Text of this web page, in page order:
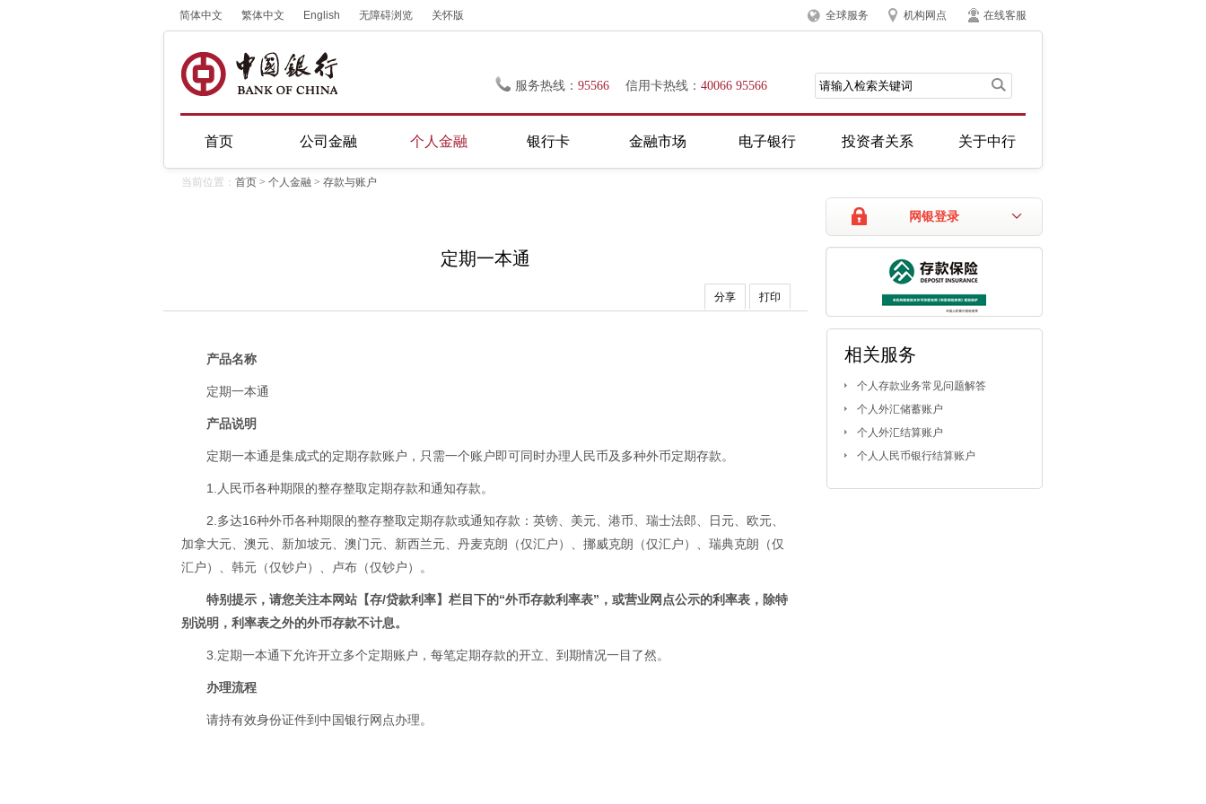
简体中文 繁体中文 English 无障碍浏览 关怀版 全球服务 机构网点 在线客服
服务热线： 95566 信用卡热线： 40066 95566
首页 公司金融 个人金融 银行卡 金融市场 电子银行 投资者关系 关于中行
当前位置： 首页 > 个人金融 > 存款与账户
网银登录
定期一本通
分享 打印
产品名称
定期一本通
产品说明
定期一本通是集成式的定期存款账户，只需一个账户即可同时办理人民币及多种外币定期存款。
1.人民币各种期限的整存整取定期存款和通知存款。
2.多达16种外币各种期限的整存整取定期存款或通知存款：英镑、美元、港币、瑞士法郎、日元、欧元、
加拿大元、澳元、新加坡元、澳门元、新西兰元、丹麦克朗（仅汇户）、挪威克朗（仅汇户）、瑞典克朗（仅
汇户）、韩元（仅钞户）、卢布（仅钞户）。
特别提示，请您关注本网站【存/贷款利率】栏目下的“外币存款利率表” ，或营业网点公示的利率表，除特
别说明，利率表之外的外币存款不计息。
3.定期一本通下允许开立多个定期账户，每笔定期存款的开立、到期情况一目了然。
办理流程
请持有效身份证件到中国银行网点办理。
相关服务
个人存款业务常见问题解答
个人外汇储蓄账户
个人外汇结算账户
个人人民币银行结算账户